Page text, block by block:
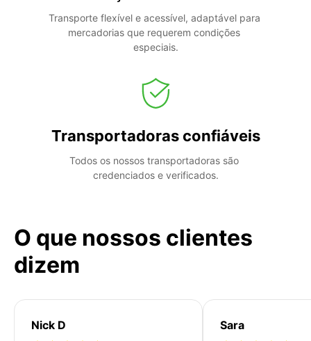
Transporte flexível e acessível, adaptável para
mercadorias que requerem condições
especiais.
Transportadoras confiáveis
Todos os nossos transportadoras são
credenciados e verificados.
O que nossos clientes
dizem
Nick D Sara